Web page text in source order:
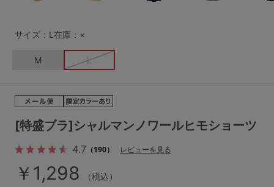
L LL
S-CD S-EF
M-AB M-CD M-EF
L-AB L-CD L-EF
LL-EF
サイズの表示を閉じる
4,000円～
セールアイテムから探す
セールアイテム
その他から探す
お気に入り
[特盛ブラ]シャルマンノワールヒモショーツ
4.7（190） レビューを見る
￥1,298 （税込）
サイズ：L 在庫：×
M L